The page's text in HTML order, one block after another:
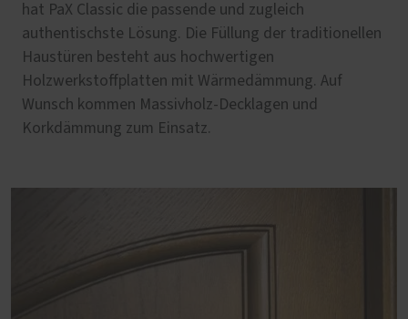
hat PaX Classic die passende und zugleich
authentischste Lösung. Die Füllung der traditionellen
Haustüren besteht aus hochwertigen
Holzwerkstoffplatten mit Wärmedämmung. Auf
Wunsch kommen Massivholz-Decklagen und
Korkdämmung zum Einsatz.